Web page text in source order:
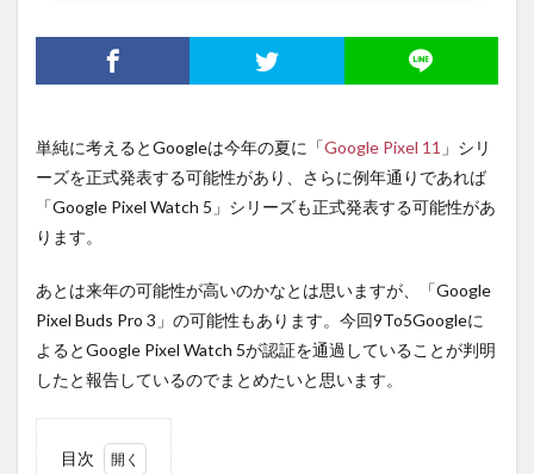
単純に考えるとGoogleは今年の夏に「Google Pixel 11 」シリ
ーズを正式発表する可能性があり、さらに例年通りであれば
「Google Pixel Watch 5」シリーズも正式発表する可能性があ
ります。
あとは来年の可能性が高いのかなとは思いますが、「Google
Pixel Buds Pro 3」の可能性もあります。今回9To5Googleに
よるとGoogle Pixel Watch 5が認証を通過していることが判明
したと報告しているのでまとめたいと思います。
目次